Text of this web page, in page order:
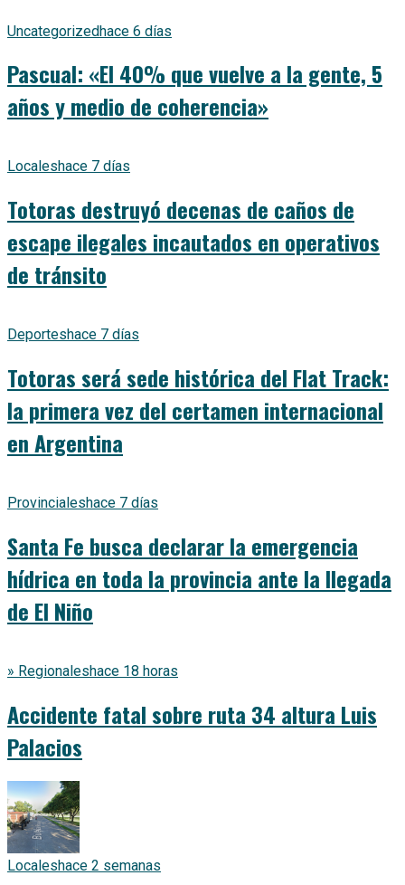
Uncategorizedhace 6 días
Pascual: «El 40% que vuelve a la gente, 5
años y medio de coherencia»
Localeshace 7 días
Totoras destruyó decenas de caños de
escape ilegales incautados en operativos
de tránsito
Deporteshace 7 días
Totoras será sede histórica del Flat Track:
la primera vez del certamen internacional
en Argentina
Provincialeshace 7 días
Santa Fe busca declarar la emergencia
hídrica en toda la provincia ante la llegada
de El Niño
» Regionaleshace 18 horas
Accidente fatal sobre ruta 34 altura Luis
Palacios
Localeshace 2 semanas